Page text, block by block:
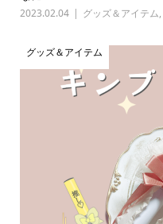
2023.02.04 グッズ＆アイテム,
グッズ＆アイテム